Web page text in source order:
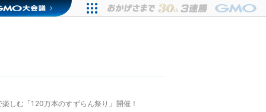
しむ「120万本のすずらん祭り」開催！